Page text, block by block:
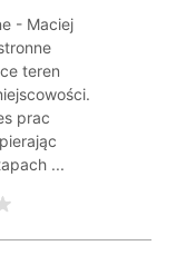
- Maciej
teren
prac
...